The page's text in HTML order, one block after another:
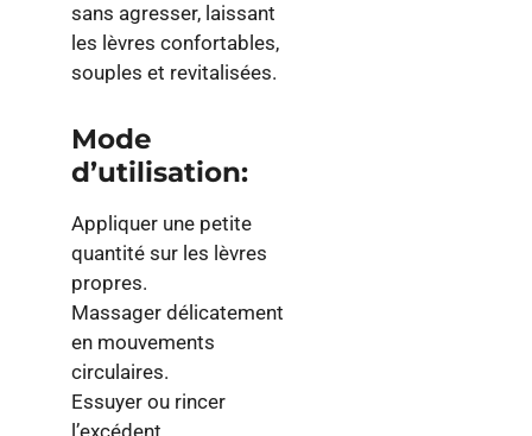
sans agresser, laissant
les lèvres confortables,
souples et revitalisées.
Mode
d’utilisation:
Appliquer une petite
quantité sur les lèvres
propres.
Massager délicatement
en mouvements
circulaires.
Essuyer ou rincer
l’excédent.